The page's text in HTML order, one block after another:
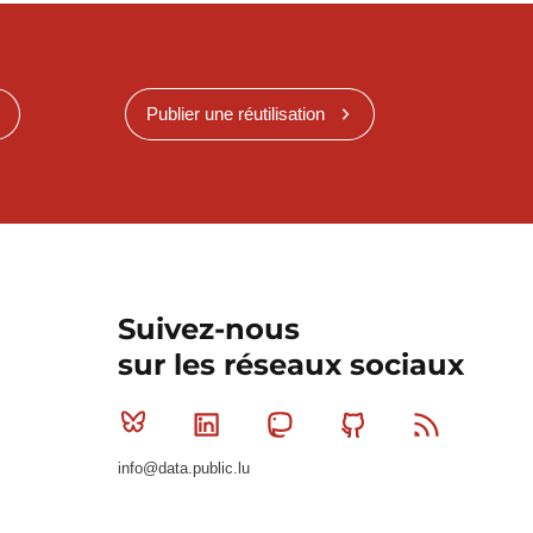
Publier une réutilisation
Suivez-nous
sur les réseaux sociaux
Bluesky Linkedin MastodonGithub
info@data.public.lu